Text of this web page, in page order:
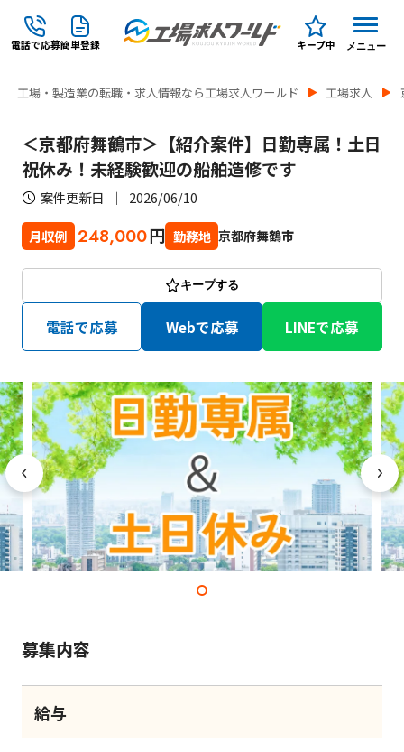
電話で応募簡単登録 キープ中 メニュー
工場・製造業の転職・求人情報なら工場求人ワールド 工場求人
＜京都府舞鶴市＞【紹介案件】日勤専属！土日
祝休み！未経験歓迎の船舶造修です
案件更新日 2026/06/10
月収例 248,000円 勤務地 京都府舞鶴市
キープする
電話で応募 Webで応募 LINEで応募
募集内容
給与